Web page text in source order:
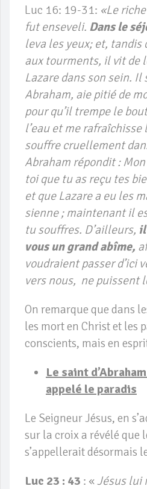
Luc 16: 19-31: «Le
fut enseveli. Dans le
leva les yeux; et, tandis
aux tourments, il vit de
Lazare dans son sein. Il
Abraham, aie pitié de
pour qu’il trempe le
l’eau et me
souffre cruellement
Abraham répondit :
toi que tu as reçu tes
et que Lazare a eu les
sienne ; maintenant il
tu souffres. D’ailleurs,
vous un grand abîme,
voudraient passer d’ici
vers nous, ne puissent
On remarque que dans
les mort en Christ et les
conscients, mais en
Le saint
appelé le paradis
Le Seigneur Jésus, en
sur la croix a révélé que
s’appellerait désormais
Luc 23 : 43 : «Jésus lui